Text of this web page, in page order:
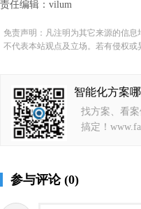
责任编辑：vilum
免责声明：凡注明为其它来源的信
不代表本站观点及立场。若有侵权或
智能化方案
找方案、看
搞定！
参与评论 (0)